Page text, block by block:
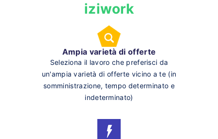
iziwork
Ampia varietà di offerte
Seleziona il lavoro che preferisci da
un'ampia varietà di offerte vicino a te (in
somministrazione, tempo determinato e
indeterminato)